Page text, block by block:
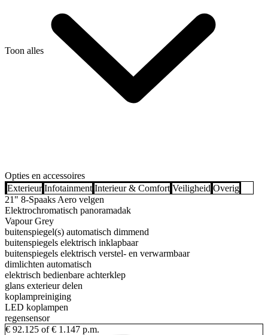
Toon alles
Opties en accessoires
Exterieur Infotainment Interieur & Comfort Veiligheid Overig
21" 8-Spaaks Aero velgen
Elektrochromatisch panoramadak
Vapour Grey
buitenspiegel(s) automatisch dimmend
buitenspiegels elektrisch inklapbaar
buitenspiegels elektrisch verstel- en verwarmbaar
dimlichten automatisch
elektrisch bedienbare achterklep
glans exterieur delen
koplampreiniging
LED koplampen
regensensor
€ 92.125 of € 1.147 p.m.